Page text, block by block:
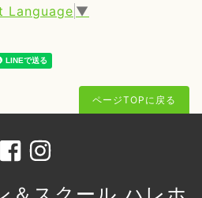
Language ▼
ページTOPに戻る